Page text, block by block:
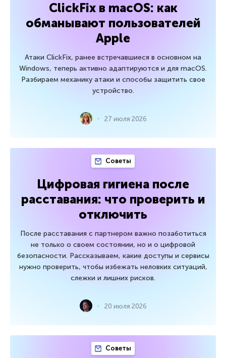
ClickFix в macOS: как
обманывают пользователей
Apple
Атаки ClickFix, ранее встречавшиеся в основном на
Windows, теперь активно адаптируются и для macOS.
Разбираем механику атаки и способы защитить свое
устройство.
27 июля 2026
Советы
Цифровая гигиена после
расставания: что проверить и
отключить
После расставания с партнером важно позаботиться
не только о своем состоянии, но и о цифровой
безопасности. Рассказываем, какие доступы и сервисы
нужно проверить, чтобы избежать неловких ситуаций,
слежки и лишних рисков.
20 июля 2026
Советы